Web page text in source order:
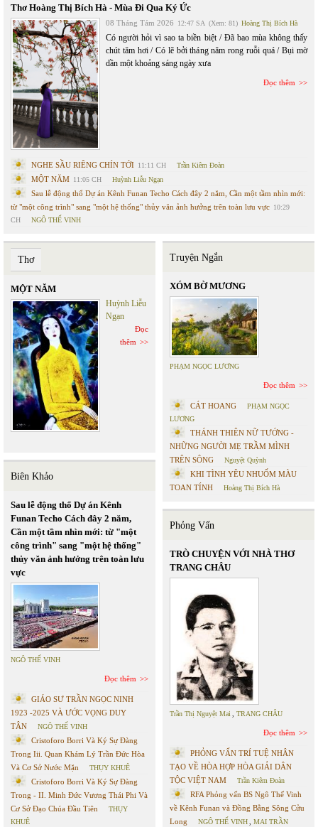
Thơ Hoàng Thị Bích Hà - Mùa Đi Qua Ký Ức
08 Tháng Tám 2026 12:47 SA (Xem: 81) Hoàng Thị Bích Hà
Có người hỏi vì sao ta biền biệt / Đã bao mùa không thấy
chút tăm hơi / Có lẽ bởi tháng năm rong ruỗi quá / Bụi mờ
dần một khoảng sáng ngày xưa
Đọc thêm
NGHE SẦU RIÊNG CHÍN TỚI 11:11 CH Trần Kiêm Đoàn
MỘT NĂM 11:05 CH Huỳnh Liễu Ngạn
Sau lễ động thổ Dự án Kênh Funan Techo Cách đây 2 năm, Cần một tầm nhìn mới:
từ "một công trình" sang "một hệ thống" thủy văn ảnh hưởng trên toàn lưu vực 10:29
CH
NGÔ THẾ VINH
Thơ
MỘT NĂM
Huỳnh Liễu
Ngạn
Đọc
thêm
Biên Khảo
Sau lễ động thổ Dự án Kênh
Funan Techo Cách đây 2 năm,
Cần một tầm nhìn mới: từ "một
công trình" sang "một hệ thống"
thủy văn ảnh hưởng trên toàn lưu
vực
NGÔ THẾ VINH
Đọc thêm
GIÁO SƯ TRẦN NGỌC NINH
1923 -2025 VÀ ƯỚC VỌNG DUY
TÂN
NGÔ THẾ VINH
Cristoforo Borri Và Ký Sự Đàng
Trong Iii. Quan Khám Lý Trần Đức Hòa
Và Cơ Sở Nước Mặn
THỤY KHUÊ
Cristoforo Borri Và Ký Sự Đàng
Trong - II. Minh Đức Vương Thái Phi Và
Cơ Sở Đạo Chúa Đầu Tiên
THỤY
KHUÊ
Truyện Ngắn
XÓM BỜ MƯƠNG
PHẠM NGỌC LƯƠNG
Đọc thêm
CÁT HOANG
PHẠM NGỌC
LƯƠNG
THÁNH THIÊN NỮ TƯỚNG -
NHỮNG NGƯỜI MẸ TRẦM MÌNH
TRÊN SÔNG
Nguyệt Quỳnh
KHI TÌNH YÊU NHUỐM MÀU
TOAN TÍNH
Hoàng Thị Bích Hà
Phỏng Vấn
TRÒ CHUYỆN VỚI NHÀ THƠ
TRANG CHÂU
Trần Thị Nguyệt Mai TRANG CHÂU
Đọc thêm
PHỎNG VẤN TRÍ TUỆ NHÂN
TẠO VỀ HÒA HỢP HÒA GIẢI DÂN
TỘC VIỆT NAM
Trần Kiêm Đoàn
RFA Phỏng vấn BS Ngô Thế Vinh
về Kênh Funan và Đồng Bằng Sông Cửu
Long
NGÔ THẾ VINH MAI TRẦN